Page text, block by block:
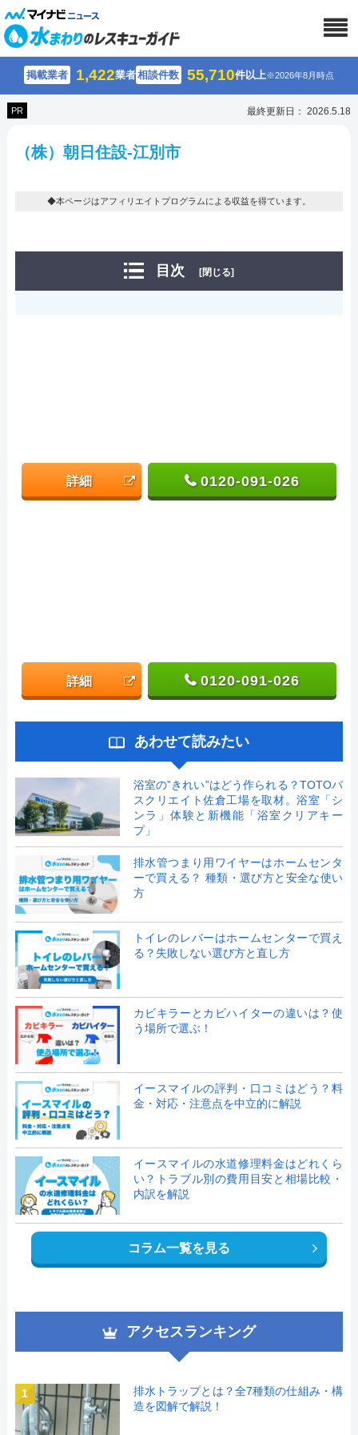
掲載業者 1,422業者相談件数 55,710件以上※2026年8月時点
PR 最終更新日： 2026.5.18
（株）朝日住設-江別市
◆本ページはアフィリエイトプログラムによる収益を得ています。
目次 [閉じる]
詳細 0120-091-026
詳細 0120-091-026
あわせて読みたい
浴室の”きれい”はどう作られる？TOTOバ
スクリエイト佐倉工場を取材。浴室「シ
ンラ」体験と新機能「浴室クリアキー
プ」
排水管つまり用ワイヤーはホームセンタ
ーで買える？ 種類・選び方と安全な使い
方
トイレのレバーはホームセンターで買え
る？失敗しない選び方と直し方
カビキラーとカビハイターの違いは？使
う場所で選ぶ！
イースマイルの評判・口コミはどう？料
金・対応・注意点を中立的に解説
イースマイルの水道修理料金はどれくら
い？トラブル別の費用目安と相場比較・
内訳を解説
コラム一覧を見る
アクセスランキング
1
排水トラップとは？全7種類の仕組み・構
造を図解で解説！